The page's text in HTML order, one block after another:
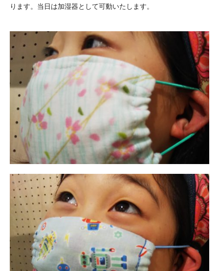
ります。当日は加湿器として可動いたします。